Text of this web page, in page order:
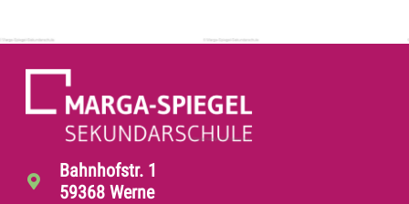
Bahnhofstr. 1
59368 Werne